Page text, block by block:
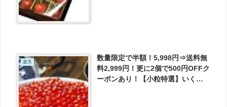
楽天
数量限定で半額！5,998円⇒送料無
料2,999円！更に2個で500円OFFク
ーポンあり！【小粒特選】いくら